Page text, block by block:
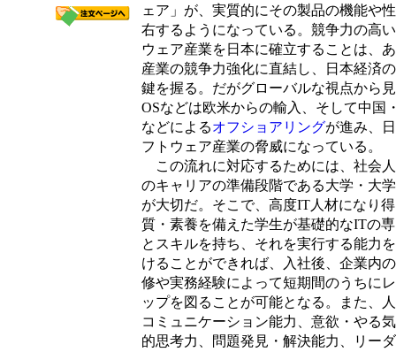
ェア」が、実質的にその製品の機能や
右するようになっている。競争力の高
ウェア産業を日本に確立することは、
産業の競争力強化に直結し、日本経済
鍵を握る。だがグローバルな視点から
OSなどは欧米からの輸入、そして中国
などによるオフショアリングが進み、
フトウェア産業の脅威になっている。
この流れに対応するためには、社会
のキャリアの準備段階である大学・大
が大切だ。そこで、高度IT人材になり
質・素養を備えた学生が基礎的なITの
とスキルを持ち、それを実行する能力
けることができれば、入社後、企業内
修や実務経験によって短期間のうちに
ップを図ることが可能となる。また、
コミュニケーション能力、意欲・やる
的思考力、問題発見・解決能力、リー